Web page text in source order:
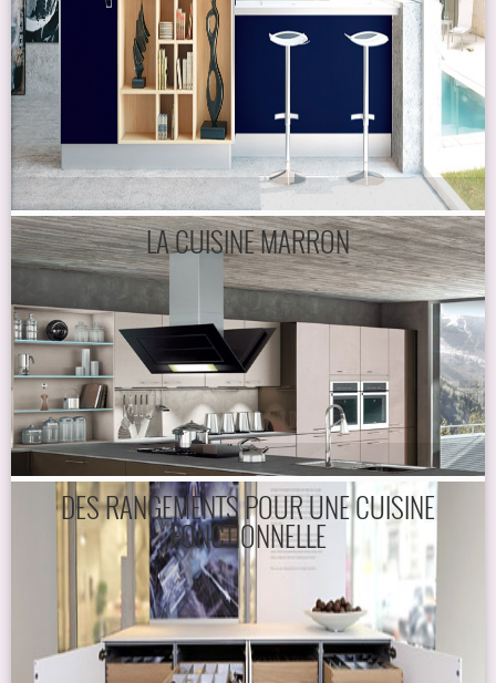
LA CUISINE MARRON
DES RANGEMENTS POUR UNE CUISINE
FONCTIONNELLE